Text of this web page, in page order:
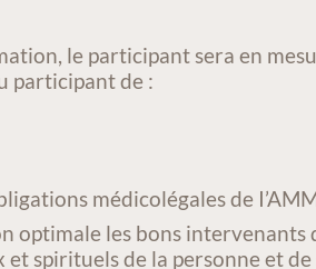
le participant sera en
participant de :
médicolégales de
optimale les bons intervenants
et spirituels de la personne et de